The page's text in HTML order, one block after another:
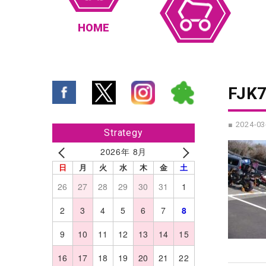
HOME
Strategy
2026年 8月
日 月 火 水 木 金 土
26 27 28 29 30 31
1
2
3 4 5 6 7
8
9
10 11 12 13 14
15
16
17 18 19 20 21 22
■ 2024-